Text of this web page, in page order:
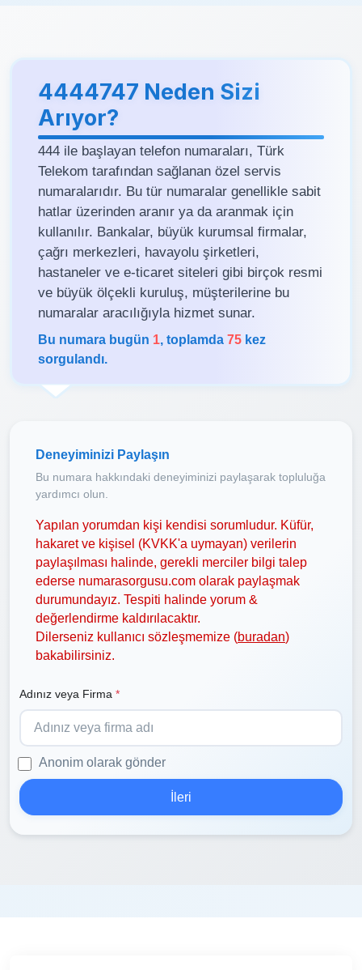
4444747 Neden Sizi
Arıyor?
444 ile başlayan telefon numaraları, Türk
Telekom tarafından sağlanan özel servis
numaralarıdır. Bu tür numaralar genellikle sabit
hatlar üzerinden aranır ya da aranmak için
kullanılır. Bankalar, büyük kurumsal firmalar,
çağrı merkezleri, havayolu şirketleri,
hastaneler ve e-ticaret siteleri gibi birçok resmi
ve büyük ölçekli kuruluş, müşterilerine bu
numaralar aracılığıyla hizmet sunar.
Bu numara bugün 1, toplamda 75 kez
sorgulandı.
Deneyiminizi Paylaşın
Bu numara hakkındaki deneyiminizi paylaşarak topluluğa
yardımcı olun.
Yapılan yorumdan kişi kendisi sorumludur. Küfür,
hakaret ve kişisel (KVKK'a uymayan) verilerin
paylaşılması halinde, gerekli merciler bilgi talep
ederse numarasorgusu.com olarak paylaşmak
durumundayız. Tespiti halinde yorum &
değerlendirme kaldırılacaktır.
Dilerseniz kullanıcı sözleşmemize (buradan)
bakabilirsiniz.
Adınız veya Firma *
Anonim olarak gönder
İleri